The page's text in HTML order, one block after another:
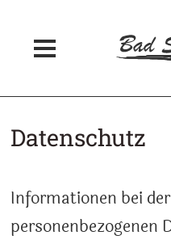
Datenschutz
Informationen bei
personenbezogenen